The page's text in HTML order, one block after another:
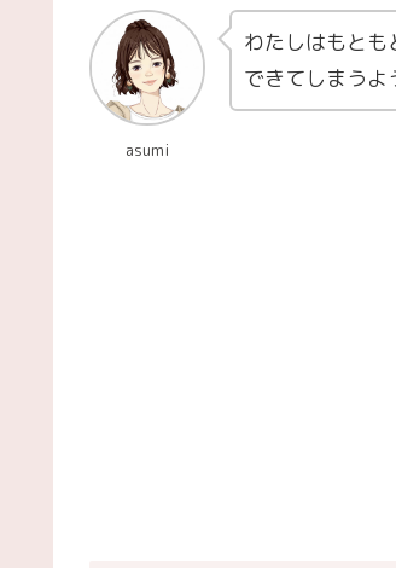
asumi
わたしはもと
できてしまう